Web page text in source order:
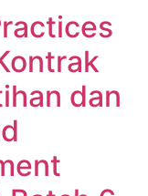
dan